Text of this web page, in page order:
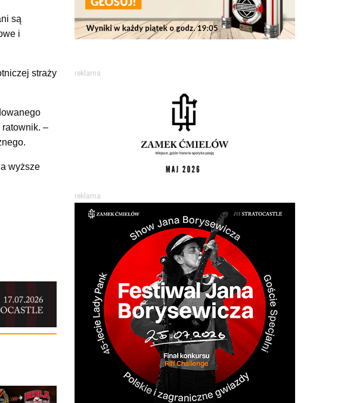
są
i
straży
ratownik. –
wyższe
reklama
reklama